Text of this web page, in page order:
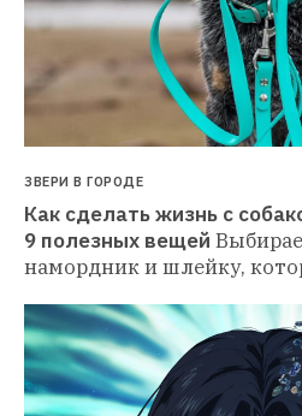
ЗВЕРИ В ГОРОДЕ
Как сделать жизнь с
9 полезных вещей
намордник и шлейку,